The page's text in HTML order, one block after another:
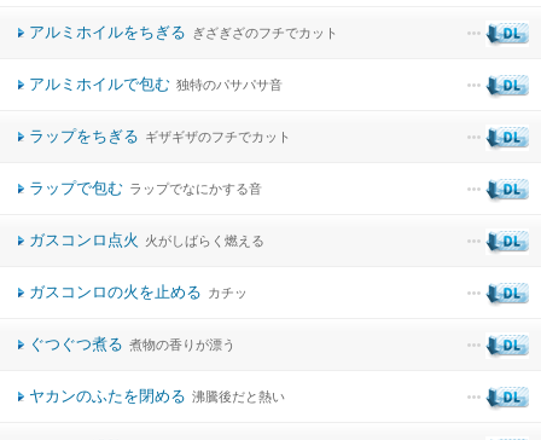
アルミホイルをちぎる ぎざぎざのフチでカット
アルミホイルで包む 独特のパサパサ音
ラップをちぎる ギザギザのフチでカット
ラップで包む ラップでなにかする音
ガスコンロ点火 火がしばらく燃える
ガスコンロの火を止める カチッ
ぐつぐつ煮る 煮物の香りが漂う
ヤカンのふたを閉める 沸騰後だと熱い